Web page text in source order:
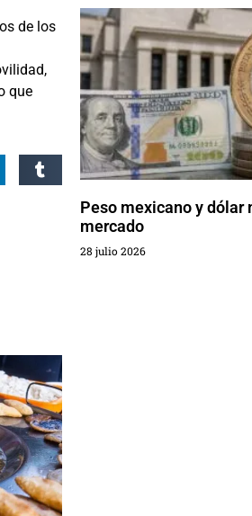
de los
que
Peso mexicano y dólar
mercado
28 julio 2026